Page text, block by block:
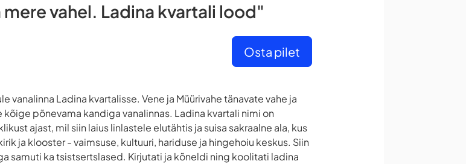
vahel. Ladina kvartali lood"
Osta pilet
vanalinna Ladina kvartalisse. Vene ja Müürivahe tänavate vahe ja
põnevama kandiga vanalinnas. Ladina kvartali nimi on
ajast, mil siin laius linlastele elutähtis ja suisa sakraalne ala, kus
ja klooster - vaimsuse, kultuuri, hariduse ja hingehoiu keskus. Siin
samuti ka tsistsertslased. Kirjutati ja kõneldi ning koolitati ladina